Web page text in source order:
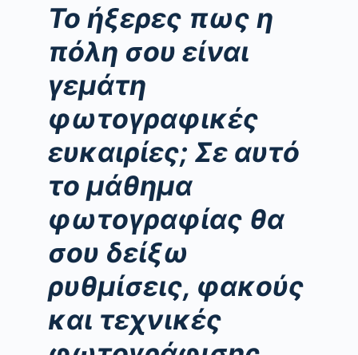
Το ήξερες πως η
πόλη σου είναι
γεμάτη
φωτογραφικές
ευκαιρίες; Σε αυτό
το μάθημα
φωτογραφίας θα
σου δείξω
ρυθμίσεις, φακούς
και τεχνικές